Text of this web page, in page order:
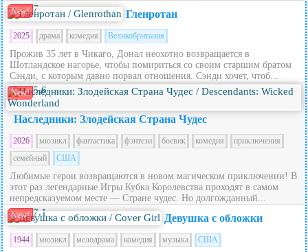
New! 7 Гленротан
2025 драма комедия Великобритания
Прожив 35 лет в Чикаго, Донал неохотно возвращается в
Шотландское нагорье, чтобы помириться со своим старшим братом
Сэнди, с которым давно порвал отношения. Сэнди хочет, чтоб...
New! 5.6
Наследники: Злодейская Страна Чудес
2026 мюзикл фантастика фэнтези боевик комедия
приключения
семейный
США
Любимые герои возвращаются в новом магическом приключении! В
этот раз легендарные Игры Кубка Королевства проходят в самом
непредсказуемом месте — Стране чудес. Но долгожданный...
New! 7.1 Девушка с обложки
1944 мюзикл мелодрама комедия музыка США